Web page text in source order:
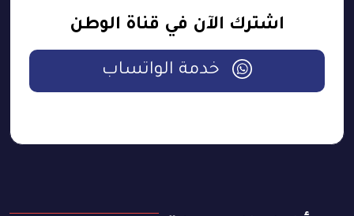
اشترك الآن في قناة الوطن
خدمة الواتساب